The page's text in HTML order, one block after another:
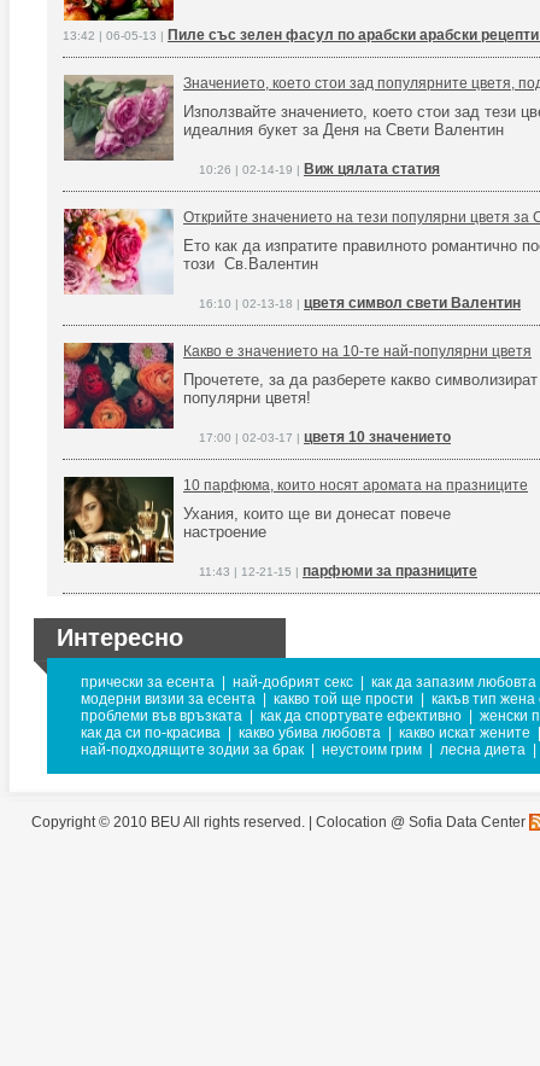
13:42 | 06-05-13 | Пиле със зелен фасул по арабски арабски
Значението, което стои зад популярните цветя,
Използвайте значението, което стои зад тези
идеалния букет за Деня на Свети Валентин
10:26 | 02-14-19 | Виж цялата статия
Открийте значението на тези популярни цветя за
Ето как да изпратите правилното романтично
този Св.Валентин
16:10 | 02-13-18 | цветя символ свети Валентин
Какво е значението на 10-те най-популярни цветя
Прочетете, за да разберете какво символизират
популярни цветя!
17:00 | 02-03-17 | цветя 10 значението
10 парфюма, които носят аромата на празниците
Ухания, които ще ви донесат повече
настроение
11:43 | 12-21-15 | парфюми за празниците
Интересно
прически за есента най-добрият секс
как да запазим любовта
модерни визии за есента
какво той ще прости
какъв тип жена
проблеми във връзката
как да спортувате ефективно
женски
как да си по-красива
какво убива любовта какво искат жените
най-подходящите зодии за брак
неустоим грим лесна диета
Copyright © 2010 BEU All rights reserved. | Colocation @ Sofia Data Center